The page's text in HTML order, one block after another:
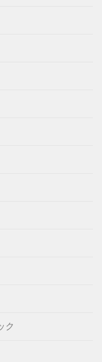
ク